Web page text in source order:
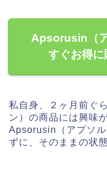
Apsorusin（
すぐお得に
私自身、２ヶ月前ぐ
ン）の商品には興味
Apsorusin（アプソ
ずに、そのままの状